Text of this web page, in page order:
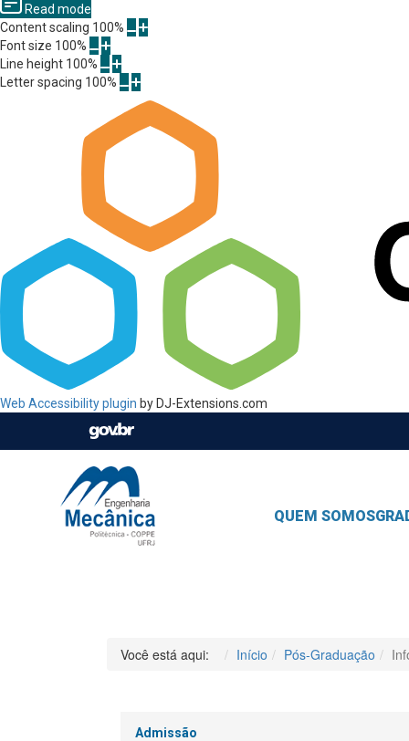
Read mode
Content scaling 100%
Font size 100%
Line height 100%
Letter spacing 100%
Web Accessibility plugin by DJ-Extensions.com
QUEM SOMOS
Você está aqui: Início Pós-Graduação
Admissão